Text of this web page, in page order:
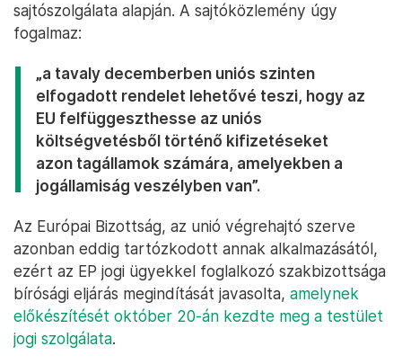
sajtószolgálata alapján. A sajtóközlemény úgy
fogalmaz:
„a tavaly decemberben uniós szinten
elfogadott rendelet lehetővé teszi, hogy az
EU felfüggeszthesse az uniós
költségvetésből történő kifizetéseket
azon tagállamok számára, amelyekben a
jogállamiság veszélyben van”.
Az Európai Bizottság, az unió végrehajtó szerve
azonban eddig tartózkodott annak alkalmazásától,
ezért az EP jogi ügyekkel foglalkozó szakbizottsága
bírósági eljárás megindítását javasolta, amelynek
előkészítését október 20-án kezdte meg a testület
jogi szolgálata.